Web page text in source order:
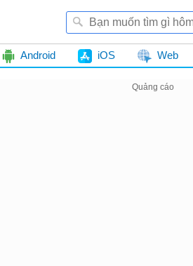
Android iOS Web